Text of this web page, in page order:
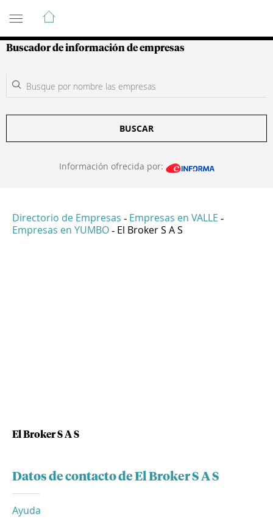
Guía de Empresas Colombianas
Buscador de información de empresas
BUSCAR
Información ofrecida por:
Directorio de Empresas - Empresas en VALLE -
Empresas en YUMBO - El Broker S A S
El Broker S A S
Datos de contacto de El Broker S A S
Ayuda